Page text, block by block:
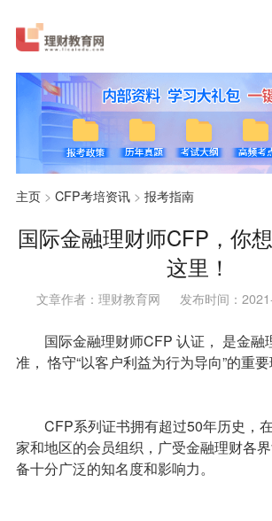
主页> CFP考培资讯> 报考指南
国际金融理财师CFP，你
这里！
文章作者：理财教育网 发布时间：
国际金融理财师CFP 认证， 是金融
准， 恪守“以客户利益为行为导向”的重要
CFP系列证书拥有超过50年历史，
家和地区的会员组织，广受金融理财各
备十分广泛的知名度和影响力。